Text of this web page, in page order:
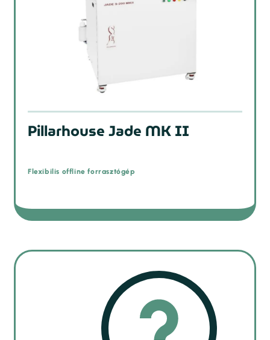
Pillarhouse Jade MK II
Flexibilis offline forrasztógép